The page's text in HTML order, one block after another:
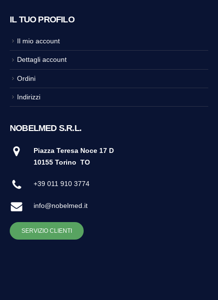
IL TUO PROFILO
Il mio account
Dettagli account
Ordini
Indirizzi
NOBELMED S.R.L.
Piazza Teresa Noce 17 D
10155 Torino TO
+39 011 910 3774
info@nobelmed.it
SERVIZIO CLIENTI